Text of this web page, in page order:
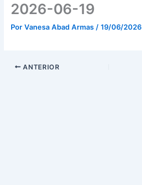
2026-06-19
PorVanesa Abad Armas/19/06/2026
ANTERIOR